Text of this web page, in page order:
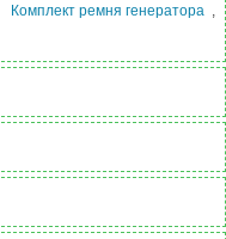
Комплект ремня генератора